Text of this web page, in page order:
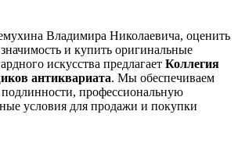
Владимира Николаевича, оценить
и купить оригинальные
искусства предлагает Коллегия
антиквариата. Мы обеспечиваем
профессиональную
условия для продажи и покупки